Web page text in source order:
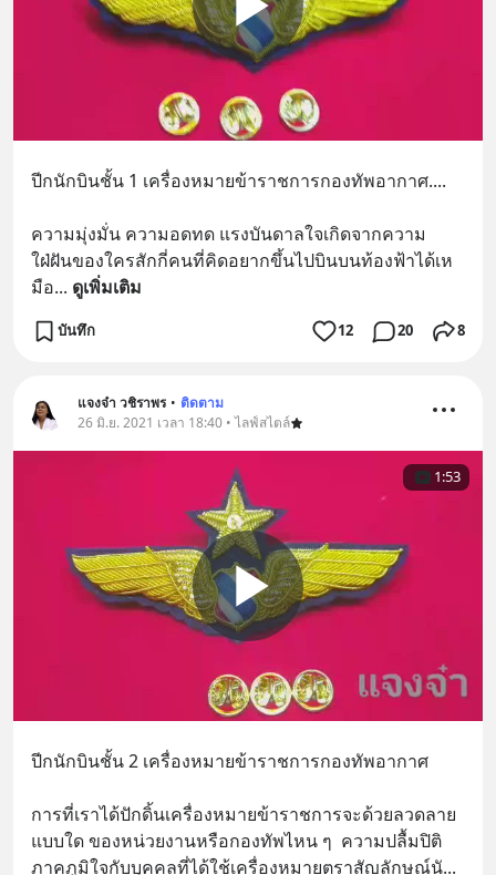
ปีกนักบินชั้น 1 เครื่องหมายข้าราชการกองทัพอากาศ....
ความมุ่งมั่น ความอดทด แรงบันดาลใจเกิดจากความ
ใฝ่ฝันของใครสักกี่คนที่คิดอยากขึ้นไปบินบนท้องฟ้าได้เห
มือ... ดูเพิ่มเติม
บันทึก 12 20 8
แจงจ๋า วชิราพร • ติดตาม
26 มิ.ย. 2021 เวลา 18:40 • ไลฟ์สไตล์
1:53
ปีกนักบินชั้น 2 เครื่องหมายข้าราชการกองทัพอากาศ
การที่เราได้ปักดิ้นเครื่องหมายข้าราชการจะด้วยลวดลาย
แบบใด ของหน่วยงานหรือกองทัพไหน ๆ  ความปลื้มปิติ
ภาคภูมิใจกับบุคคลที่ได้ใช้เครื่องหมายตราสัญลักษณ์นั...